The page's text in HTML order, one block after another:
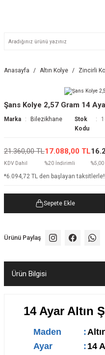
Anasayfa Altın Kolye Zincirli
Şans Kolye 2,57 Gram 14
Marka Bilezikhane
Stok
Kodu
21.360,00 TL
KDV Dahil
17.088,00 TL
%20 İndirimli
*6.094,72 TL den başlayan taksitlerle!!
Sepete Ekle
Ürünü Paylaş
Ürün Bilgisi
14 Ayar Altın
Maden :
Ayar
: 14